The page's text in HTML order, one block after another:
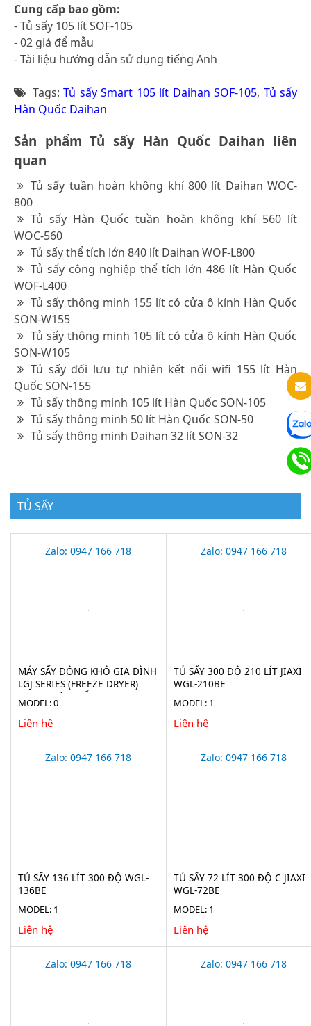
Cung cấp bao gồm:
- Tủ sấy 105 lít SOF-105
- 02 giá để mẫu
- Tài liệu hướng dẫn sử dụng tiếng Anh
Tags: Tủ sấy Smart 105 lít Daihan SOF-105, Tủ sấy
Hàn Quốc Daihan
Sản phẩm Tủ sấy Hàn Quốc Daihan liên
quan
Tủ sấy tuần hoàn không khí 800 lít Daihan WOC-
800
Tủ sấy Hàn Quốc tuần hoàn không khí 560 lít
WOC-560
Tủ sấy thể tích lớn 840 lít Daihan WOF-L800
Tủ sấy công nghiệp thể tích lớn 486 lít Hàn Quốc
WOF-L400
Tủ sấy thông minh 155 lít có cửa ô kính Hàn Quốc
SON-W155
Tủ sấy thông minh 105 lít có cửa ô kính Hàn Quốc
SON-W105
Tủ sấy đối lưu tự nhiên kết nối wifi 155 lít Hàn
Quốc SON-155
Tủ sấy thông minh 105 lít Hàn Quốc SON-105
Tủ sấy thông minh 50 lít Hàn Quốc SON-50
Tủ sấy thông minh Daihan 32 lít SON-32
TỦ SẤY
Zalo: 0947 166 718
MÁY SẤY ĐÔNG KHÔ GIA ĐÌNH
LGJ SERIES (FREEZE DRYER)
CHO THỰC PHẨM
MODEL: 0
Liên hệ
Zalo: 0947 166 718
TỦ SẤY 300 ĐỘ 210 LÍT JIAXI
WGL-210BE
MODEL: 1
Liên hệ
Zalo: 0947 166 718
TỦ SẤY 136 LÍT 300 ĐỘ WGL-
136BE
MODEL: 1
Liên hệ
Zalo: 0947 166 718
TỦ SẤY 72 LÍT 300 ĐỘ C JIAXI
WGL-72BE
MODEL: 1
Liên hệ
Zalo: 0947 166 718 Zalo: 0947 166 718